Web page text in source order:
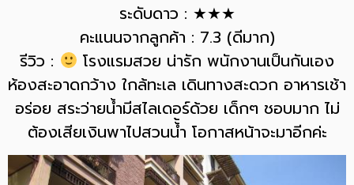
ระดับดาว : ★★★
คะแนนจากลูกค้า : 7.3 (ดีมาก)
รีวิว :
โรงแรมสวย​ น่ารัก​ พนักงานเป็นกันเอง​
ห้องสะอาดกว้าง​ ใกล้ทะเล​ เดินทางสะดวก​ อาหารเช้า
อร่อย สระว่ายน้ำมีสไลเดอร์​ด้วย เด็กๆ ชอบมาก​ ไม่
ต้องเสียเงินพาไปสวนน้้ำ​ โอกาสหน้าจะมาอีกค่ะ